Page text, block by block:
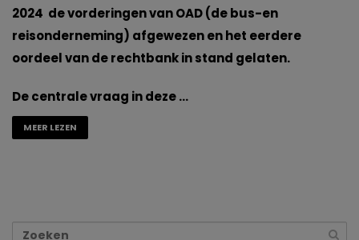
2024 de vorderingen van OAD (de bus-en
reisonderneming) afgewezen en het eerdere
oordeel van de rechtbank in stand gelaten.
De centrale vraag in deze …
MEER LEZEN